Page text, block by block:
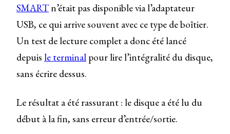
SMARTn’était pas disponible via l’adaptateur
USB, ce qui arrive souvent avec ce type de boîtier.
Un test de lecture complet a donc été lancé
depuis le terminal pour lire l’intégralité du disque,
sans écrire dessus.
Le résultat a été rassurant : le disque a été lu du
début à la fin, sans erreur d’entrée/sortie.